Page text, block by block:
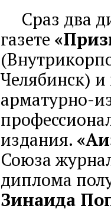
Сраз два
газете
Челябинск) и
арматурно-
издания.
Союза
диплома
Зинаида